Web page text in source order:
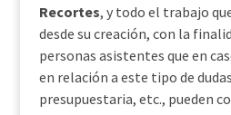
Recortes, y todo el trabajo
desde su creación, con la
personas asistentes que en
en relación a este tipo de
presupuestaria, etc., pueden